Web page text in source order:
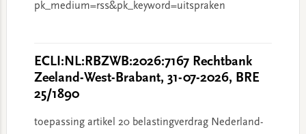
pk_medium=rss&pk_keyword=uitspraken
ECLI:NL:RBZWB:2026:7167 Rechtbank
Zeeland-West-Brabant, 31-07-2026, BRE
25/1890
toepassing artikel 20 belastingverdrag Nederland-